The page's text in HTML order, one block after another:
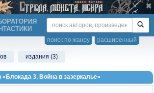
расширенный
поиск по жанру
издания (3)
«Блокада 3. Война в зазеркалье»